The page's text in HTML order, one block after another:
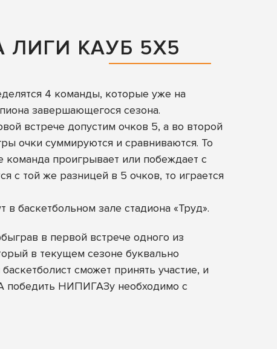
КАУБ 5Х5
4 команды, которые уже на
завершающегося сезона.
встрече допустим очков 5, а во второй
очки суммируются и сравниваются. То
проигрывает или побеждает с
с той же разницей в 5 очков, то играется
баскетбольном зале стадиона «Труд».
в первой встрече одного из
в текущем сезоне буквально
сможет принять участие, и
победить НИПИГАЗу необходимо с